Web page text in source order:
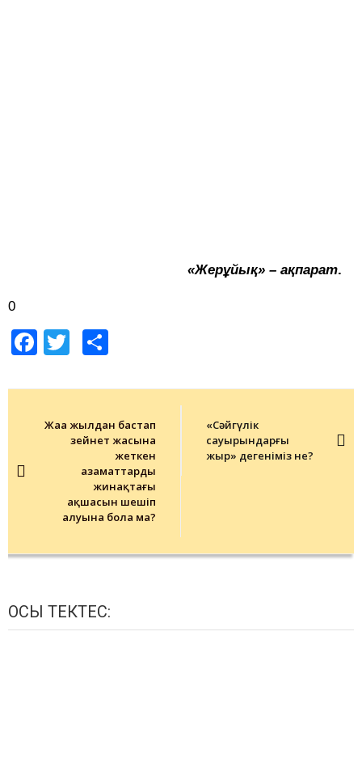
«Жерұйық» – ақпарат.
0
Facebook
Twitter
navigation
Жаңа жылдан бастап
зейнет жасына
жеткен
азаматтардың
жинақтағы
ақшасын шешіп
алуына бола ма?
«Сәйгүлік
сауырындарғы
жыр» дегеніміз не?
ОСЫ ТЕКТЕС: